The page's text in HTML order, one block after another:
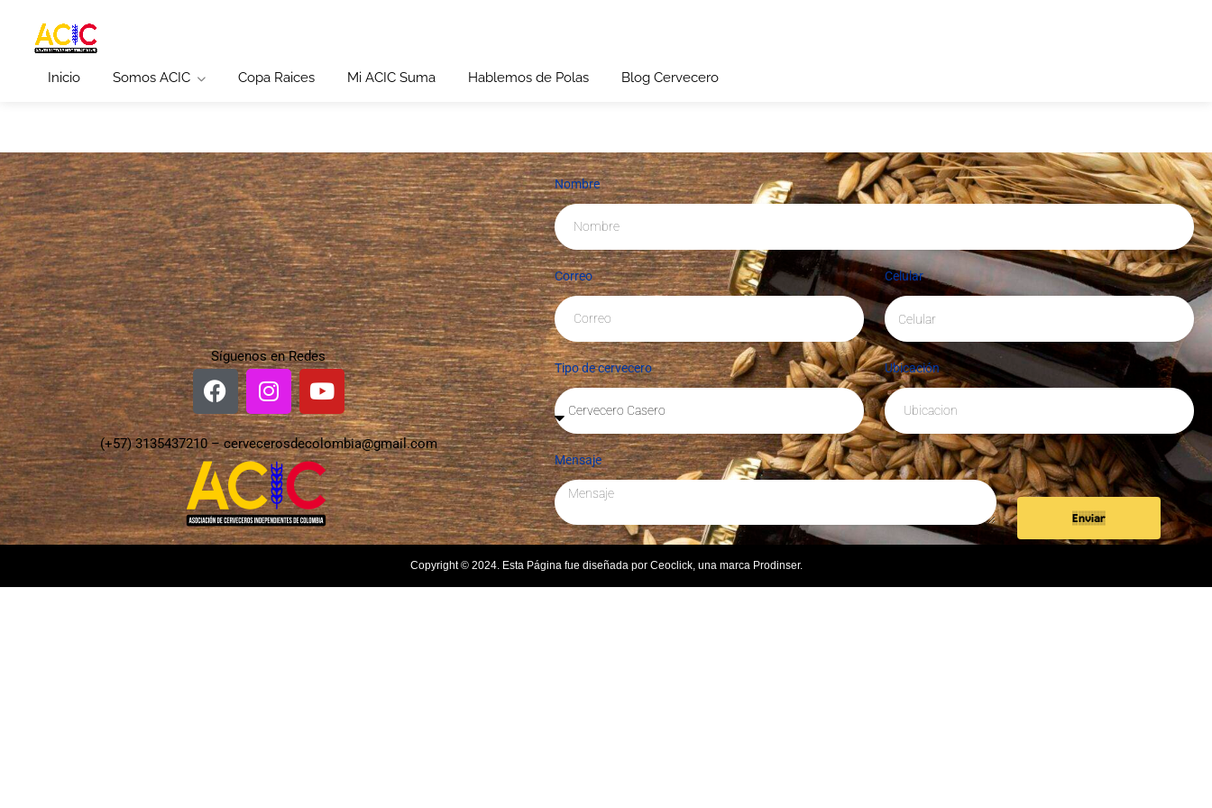
Inicio Somos ACIC Copa Raices Mi ACIC Suma Hablemos de Polas Blog Cervecero
Síguenos en Redes
(+57) 3135437210 –cervecerosdecolombia@gmail.com
Nombre
Correo Celular
Tipo de cervecero Ubicación
Mensaje
Enviar
Copyright © 2024. Esta Página fue diseñada por Ceoclick, una marca Prodinser.